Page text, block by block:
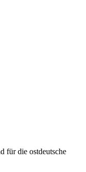
für die ostdeutsche